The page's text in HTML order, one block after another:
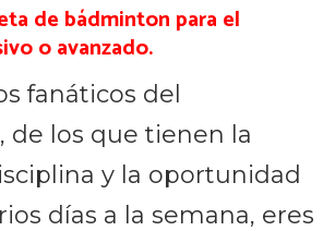
de bádminton para el
o avanzado.
fanáticos del
de los que tienen la
y la oportunidad
días a la semana, eres